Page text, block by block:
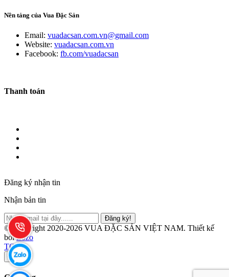
Nền tảng của Vua Đặc Sản
Email: vuadacsan.com.vn@gmail.com
Website: vuadacsan.com.vn
Facebook: fb.com/vuadacsan
Thanh toán
Đăng ký nhận tin
Nhận bản tin
Đăng ký!
© Copyright 2020-2026 VUA ĐẶC SẢN VIỆT NAM. Thiết kế
bởiZozo
TOP
×